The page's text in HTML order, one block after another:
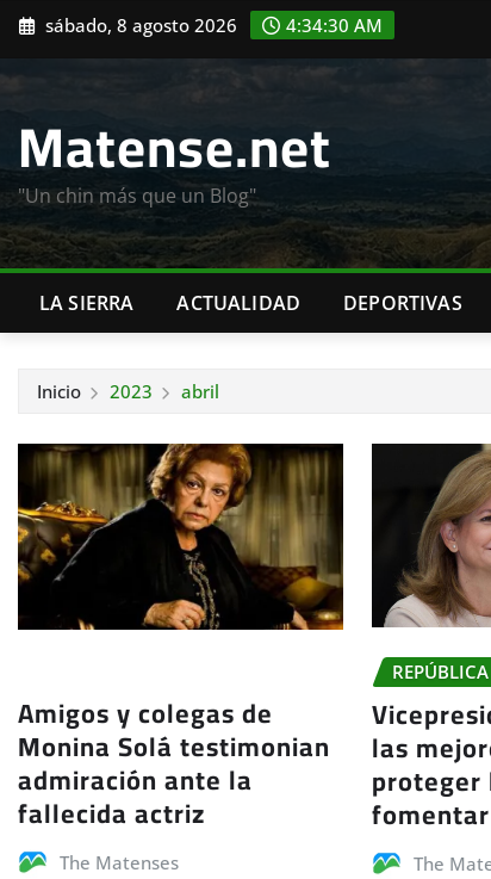
Saltar
contenido
sábado, 8 agosto 2026 4:34:32 AM
Matense.net
"Un chin más que un Blog"
LA SIERRA ACTUALIDAD DEPORTIVAS
Inicio 2023 abril
Amigos y colegas de
Monina Solá testimonian
admiración ante la
fallecida actriz
The Matenses
las
proteger
The